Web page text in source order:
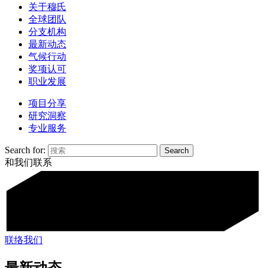
关于穆氏
全球团队
分支机构
最新动态
气候行动
奖项认可
职业发展
项目分享
研究洞察
专业服务
Search for:
和我们联系
联络我们